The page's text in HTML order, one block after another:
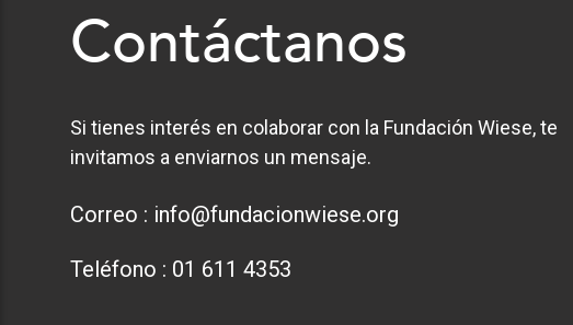
Contáctanos
Si tienes interés en colaborar con la Fundación Wiese, te
invitamos a enviarnos un mensaje.
Correo : info@fundacionwiese.org
Teléfono : 01 611 4353